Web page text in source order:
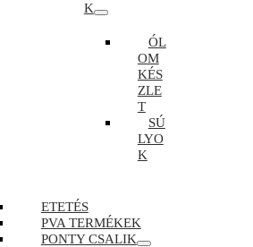
K
ÓL
OM
KÉS
ZLE
T
SÚ
LYO
K
ETETÉS
PVA TERMÉKEK
PONTY CSALIK